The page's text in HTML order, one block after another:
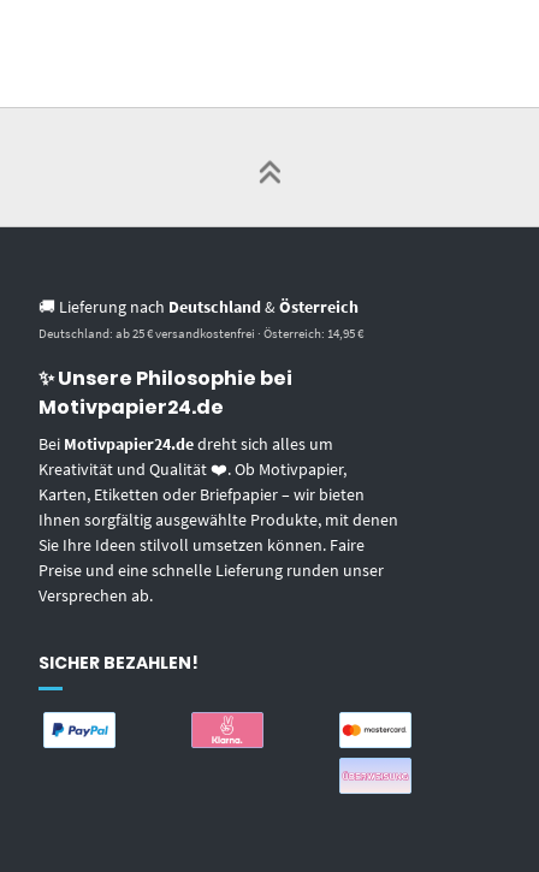
🚚 Lieferung nach Deutschland &Österreich
Deutschland: ab 25 € versandkostenfrei · Österreich: 14,95 €
✨ Unsere Philosophie bei
Motivpapier24.de
Bei Motivpapier24.dedreht sich alles um
Kreativität und Qualität ❤️. Ob Motivpapier,
Karten, Etiketten oder Briefpapier – wir bieten
Ihnen sorgfältig ausgewählte Produkte, mit denen
Sie Ihre Ideen stilvoll umsetzen können. Faire
Preise und eine schnelle Lieferung runden unser
Versprechen ab.
SICHER BEZAHLEN!